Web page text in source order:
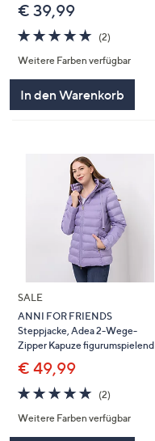
€ 39,99
5.0
von
5
(2)2
Weitere Farben verfügbar
In den Warenkorb
SALE
ANNI FOR FRIENDS
Steppjacke, Adea 2-Wege-
Zipper Kapuze figurumspielend
€ 49,99
5.0
von
5
(2)2
Weitere Farben verfügbar